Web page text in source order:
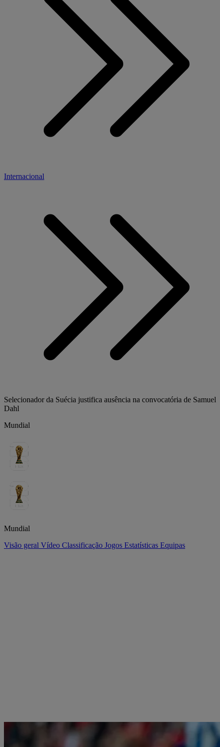
Internacional
Selecionador da Suécia justifica ausência na convocatória de Samuel
Dahl
Mundial
Mundial
Visão geral Vídeo Classificação Jogos Estatísticas Equipas